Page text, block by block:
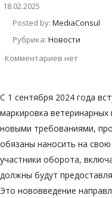
18.02.2025
Posted by: MediaConsul
Рубрика: Новости
Комментариев нет
С 1 сентября 2024 года
маркировка
новыми требованиями,
обязаны наносить на
участники оборота,
должны будут
Это нововведение